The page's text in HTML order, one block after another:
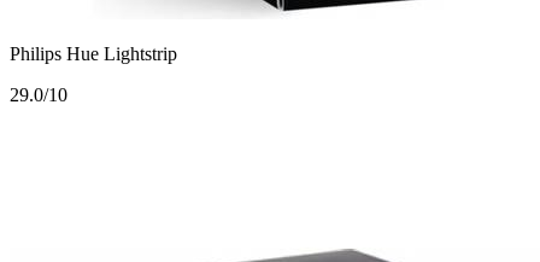
Philips Hue Lightstrip
29.0/10